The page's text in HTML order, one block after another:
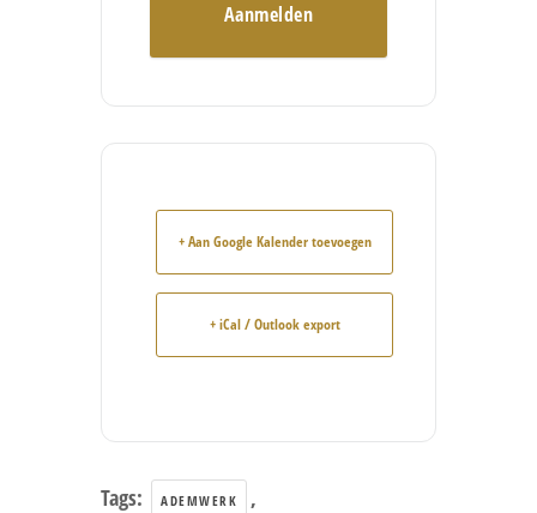
Aanmelden
+ Aan Google Kalender toevoegen
+ iCal / Outlook export
Tags: ADEMWERK ,